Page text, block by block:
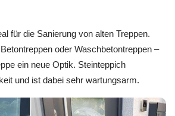
für die Sanierung von alten Treppen.
oder Waschbetontreppen –
ein neue Optik. Steinteppich
und ist dabei sehr wartungsarm.